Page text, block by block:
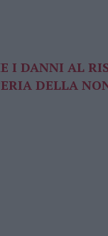
I DANNI AL
DELLA